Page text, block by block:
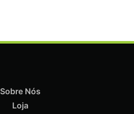
Sobre Nós
Loja